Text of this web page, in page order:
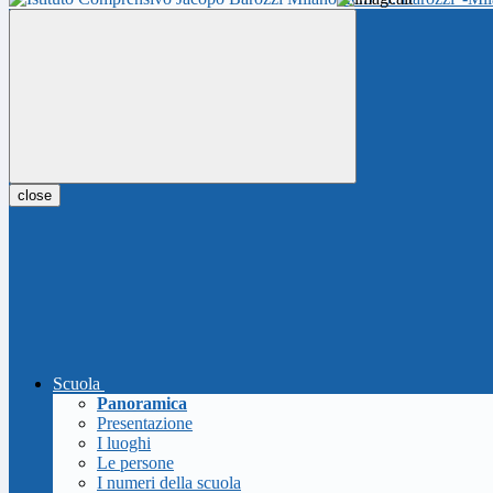
close
Scuola
Panoramica
Presentazione
I luoghi
Le persone
I numeri della scuola